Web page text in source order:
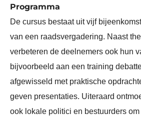
Programma
De cursus bestaat uit vijf
van een raadsvergadering. Naast
verbeteren de deelnemers ook hun
bijvoorbeeld aan een training
afgewisseld met praktische
geven presentaties. Uiteraard
ook lokale politici en bestuurders